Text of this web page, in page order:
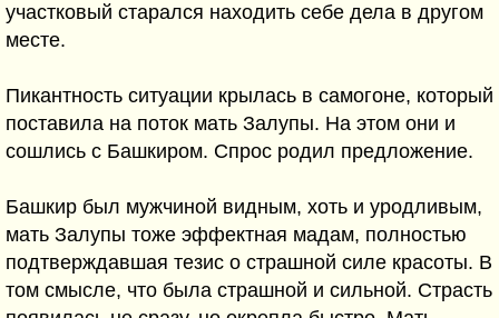
участковый старался находить себе дела в другом
месте.
Пикантность ситуации крылась в самогоне, который
поставила на поток мать Залупы. На этом они и
сошлись с Башкиром. Спрос родил предложение.
Башкир был мужчиной видным, хоть и уродливым,
мать Залупы тоже эффектная мадам, полностью
подтверждавшая тезис о страшной силе красоты. В
том смысле, что была страшной и сильной. Страсть